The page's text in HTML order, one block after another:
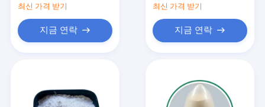
최신 가격 받기
지금 연락
최신 가격 받기
지금 연락